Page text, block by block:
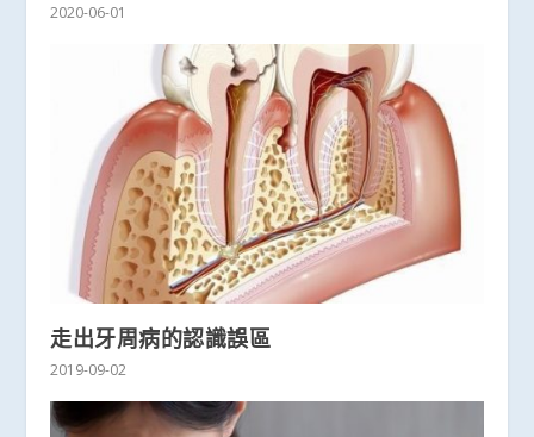
2020-06-01
走出牙周病的認識誤區
2019-09-02